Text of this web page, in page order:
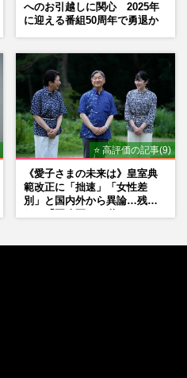
へのお引越しに関心 2025年
に迎える番組50周年で勇退か
⭐ 高評価の記事(9)
《愛子さまの未来は》皇室典
範改正に「拙速」「女性差
別」と国内外から異論…残さ